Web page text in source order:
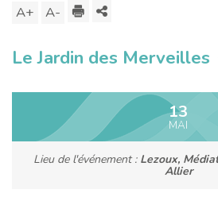
l'accueil
A+ Augmenter
taille
A- Diminuer
taille
texte
Imprimer
contenu
Le Jardin des Merveilles
13
MAI
Lieu de l'événement : Lezoux,
Allier